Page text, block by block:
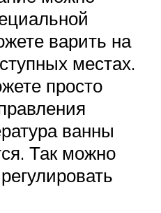
варить на
местах.
просто
ванны
Так можно